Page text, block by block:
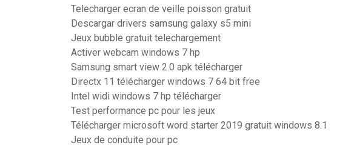
Telecharger ecran de veille poisson gratuit
Descargar drivers samsung galaxy s5 mini
Jeux bubble gratuit telechargement
Activer webcam windows 7 hp
Samsung smart view 2.0 apk télécharger
Directx 11 télécharger windows 7 64 bit free
Intel widi windows 7 hp télécharger
Test performance pc pour les jeux
Télécharger microsoft word starter 2019 gratuit windows 8.1
Jeux de conduite pour pc